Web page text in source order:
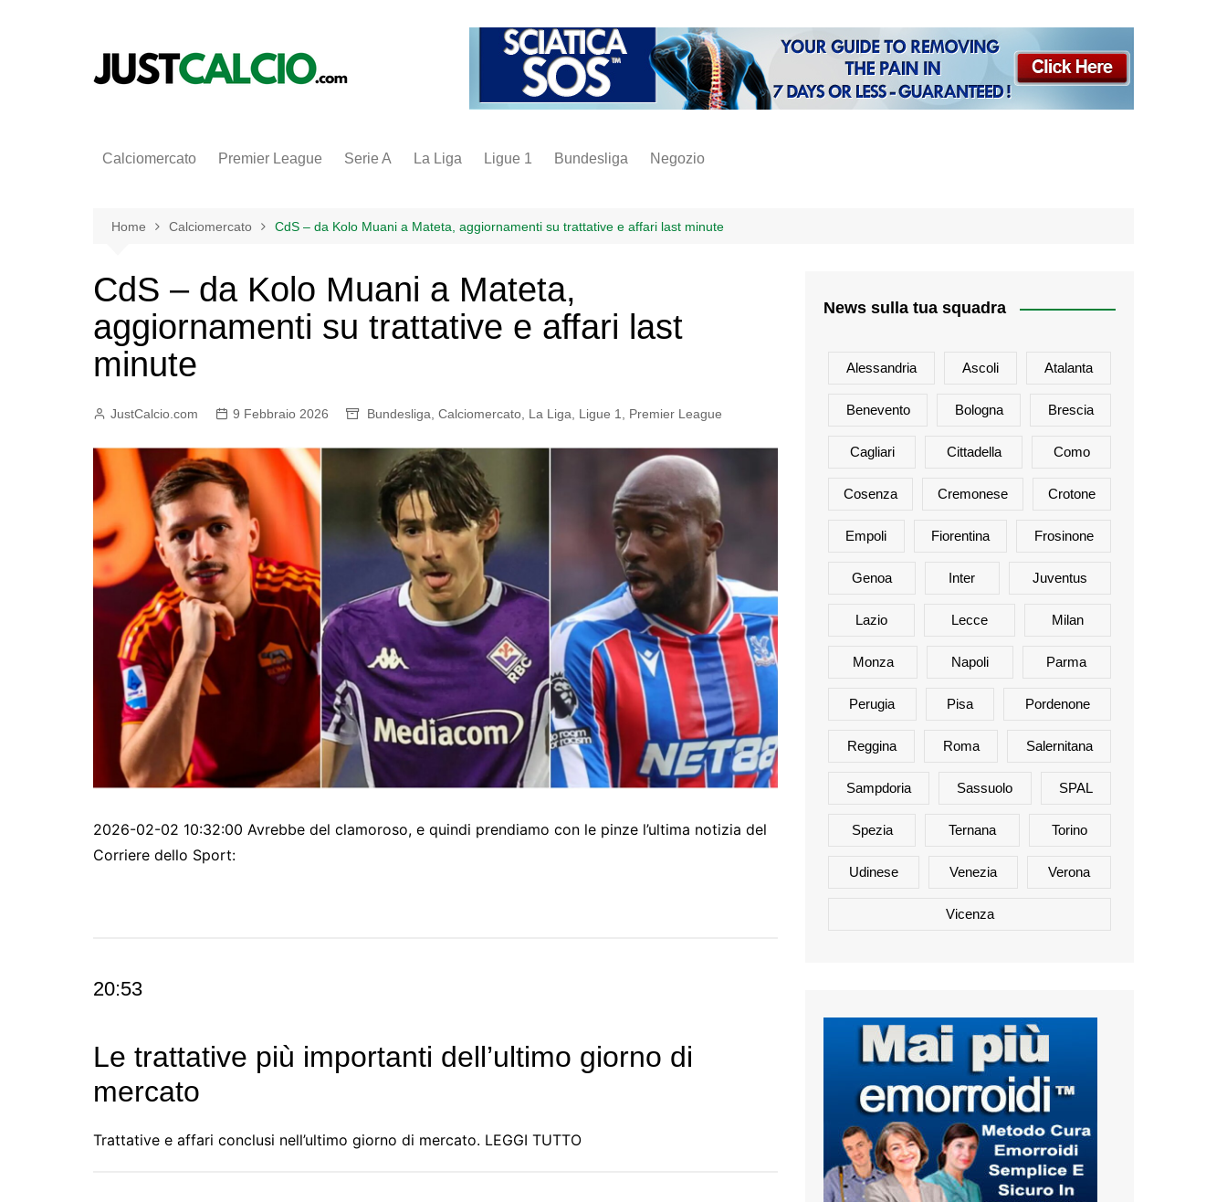
Calciomercato Premier League Serie A La Liga Ligue 1 Bundesliga Negozio
inter
vintage
Home Calciomercato CdS – da Kolo Muani a Mateta, aggiornamenti su trattative e affari last minute
CdS – da Kolo Muani a Mateta,
aggiornamenti su trattative e affari last
minute
JustCalcio.com 9 Febbraio 2026 Bundesliga Calciomercato La Liga Ligue 1 Premier League
2026-02-02 10:32:00 Avrebbe del clamoroso, e quindi prendiamo con le pinze l’ultima notizia del
Corriere dello Sport:
20:53
Le trattative più importanti dell’ultimo giorno di
mercato
Trattative e affari conclusi nell’ultimo giorno di mercato. LEGGI TUTTO
News sulla tua squadra
Alessandria Ascoli Atalanta
Benevento Bologna Brescia
Cagliari Cittadella Como
Cosenza Cremonese Crotone
Empoli Fiorentina Frosinone
Genoa Inter Juventus
Lazio Lecce Milan
Monza Napoli Parma
Perugia Pisa Pordenone
Reggina Roma Salernitana
Sampdoria Sassuolo SPAL
Spezia Ternana Torino
Udinese Venezia Verona
Vicenza